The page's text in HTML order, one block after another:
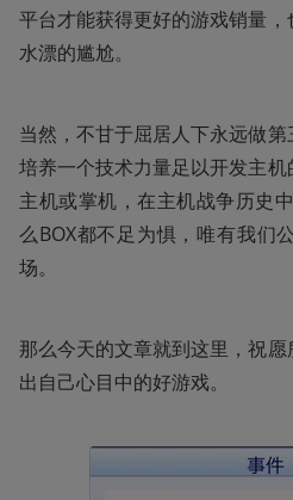
平台才能获得更好的游戏销量
水漂的尴尬。
当然，不甘于屈居人下永远做第
培养一个技术力量足以开发主
主机或掌机，在主机战争历史
么BOX都不足为惧，唯有我们
场。
那么今天的文章就到这里，祝
出自己心目中的好游戏。